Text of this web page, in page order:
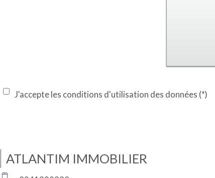
J'accepte les conditions d'utilisation des données (*)
ATLANTIM IMMOBILIER